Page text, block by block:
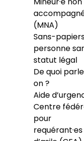
(MNA)
Sans-
personne
statut légal
De quoi
on ?
Aide
Centre
pour
requérant·es